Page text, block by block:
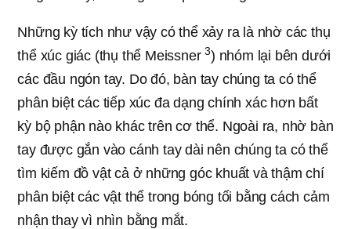
Những kỳ tích như vậy có thể xảy ra là nhờ các thụ
thể xúc giác (thụ thể Meissner3) nhóm lại bên dưới
các đầu ngón tay. Do đó, bàn tay chúng ta có thể
phân biệt các tiếp xúc đa dạng chính xác hơn bất
kỳ bộ phận nào khác trên cơ thể. Ngoài ra, nhờ bàn
tay được gắn vào cánh tay dài nên chúng ta có thể
tìm kiếm đồ vật cả ở những góc khuất và thậm chí
phân biệt các vật thể trong bóng tối bằng cách cảm
nhận thay vì nhìn bằng mắt.